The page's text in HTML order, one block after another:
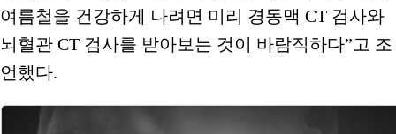
여름철을 건강하게 나려면 미리 경동맥 CT 검사와
뇌혈관 CT 검사를 받아보는 것이 바람직하다”고 조
언했다.